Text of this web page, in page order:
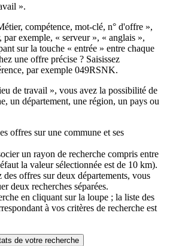
».
compétence, mot-clé, n° d'offre »,
par exemple, « serveur », « anglais »,
sur la touche « entrée » entre chaque
une offre précise ? Saisissez
par exemple 049RSNK.
de travail », vous avez la possibilité de
un département, une région, un pays ou
offres sur une commune et ses
un rayon de recherche compris entre
la valeur sélectionnée est de 10 km).
des offres sur deux départements, vous
deux recherches séparées.
en cliquant sur la loupe ; la liste des
à vos critères de recherche est
de votre recherche